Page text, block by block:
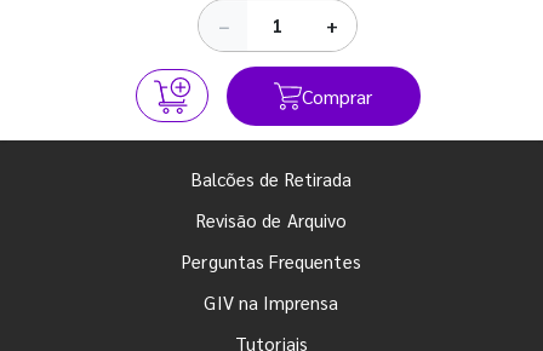
− +
Comprar
Balcões de Retirada
Revisão de Arquivo
Perguntas Frequentes
GIV na Imprensa
Tutoriais